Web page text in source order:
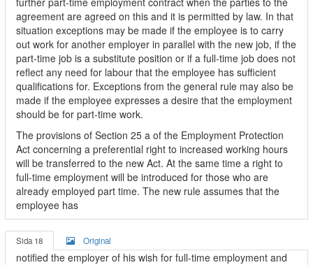
agreement are agreed on this and it is permitted by law. In that
situation exceptions may be made if the employee is to carry
out work for another employer in parallel with the new job, if the
part-time job is a substitute position or if a full-time job does not
reflect any need for labour that the employee has sufficient
qualifications for. Exceptions from the general rule may also be
made if the employee expresses a desire that the employment
should be for part-time work.
The provisions of Section 25 a of the Employment Protection
Act concerning a preferential right to increased working hours
will be transferred to the new Act. At the same time a right to
full-time employment will be introduced for those who are
already employed part time. The new rule assumes that the
employee has
Sida 18 Original
notified the employer of his wish for full-time employment and